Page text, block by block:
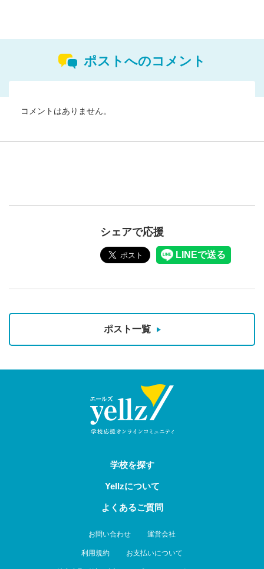
ポストへのコメント
コメントはありません。
シェアで応援
ポスト一覧
学校を探す
Yellzについて
よくあるご質問
お問い合わせ 運営会社
利用規約 お支払いについて